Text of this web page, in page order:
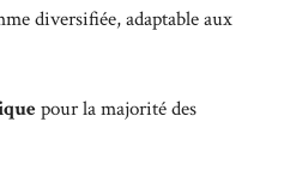
diversifiée, adaptable aux
pour la majorité des